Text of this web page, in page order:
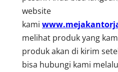
website
kami
melihat produk yang
produk akan di kirim
bisa hubungi kami